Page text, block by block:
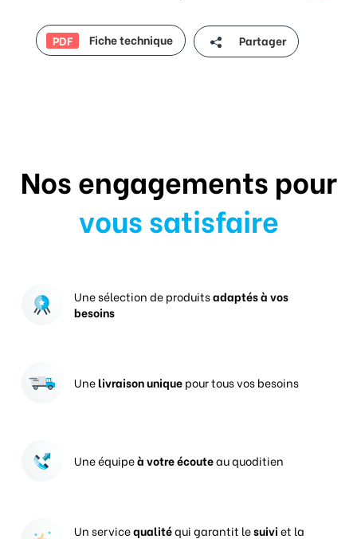
PDF Fiche technique Partager
Nos engagements pour
vous satisfaire
Une sélection de produitsadaptés à vos
besoins
Unelivraison uniquepour tous vos besoins
Une équipeà votre écouteau quoditien
Un servicequalitéqui garantit lesuiviet la